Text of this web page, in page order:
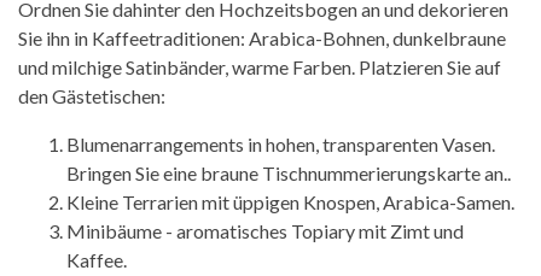
Ordnen Sie dahinter den Hochzeitsbogen an und dekorieren
Sie ihn in Kaffeetraditionen: Arabica-Bohnen, dunkelbraune
und milchige Satinbänder, warme Farben. Platzieren Sie auf
den Gästetischen:
Blumenarrangements in hohen, transparenten Vasen.
Bringen Sie eine braune Tischnummerierungskarte an..
Kleine Terrarien mit üppigen Knospen, Arabica-Samen.
Minibäume - aromatisches Topiary mit Zimt und
Kaffee.